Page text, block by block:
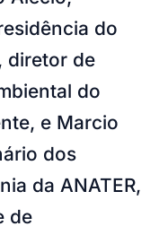
do
diretor de
do
e Marcio
dos
da ANATER,
de